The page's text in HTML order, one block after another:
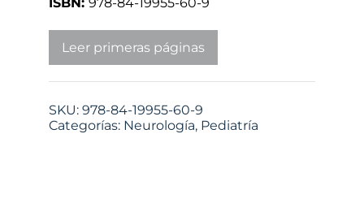
ISBN: 978-84-19955-60-9
Leer primeras páginas
SKU: 978-84-19955-60-9
Categorías: Neurología, Pediatría